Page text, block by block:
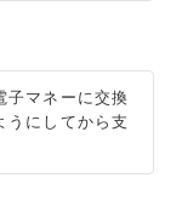
子マネーに交換
うにしてから支